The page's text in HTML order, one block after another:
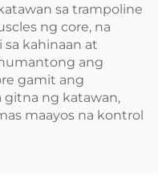
sa trampoline
ng core, na
kahinaan at
ang
gamit ang
gitna ng katawan,
maayos na kontrol